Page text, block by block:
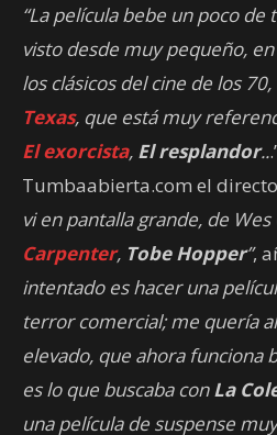
“La película bebe un poco de
visto desde muy pequeño,
los clásicos del cine de los
Texas, que está muy
El exorcista, El resplandor..
Tumbaabierta.com el
vi en pantalla grande, de Wes
Carpenter, Tobe Hopper”,
intentado es hacer una
terror comercial; me quería
elevado, que ahora funciona
es lo que buscaba conLa
una película de suspense